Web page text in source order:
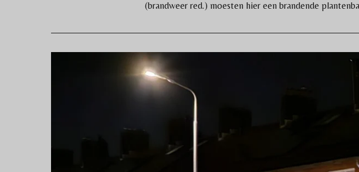
(brandweer red.) moesten hier een brandende